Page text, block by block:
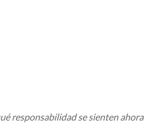
responsabilidad se sienten ahora